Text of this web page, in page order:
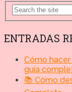
ENTRADAS
Cómo
guía
📚 Cómo